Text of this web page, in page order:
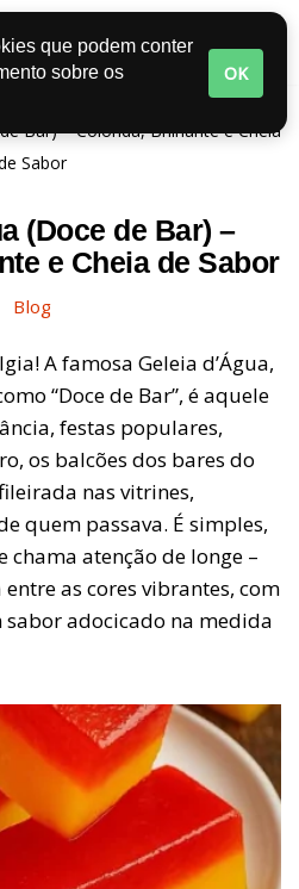
Bar) – Colorida, Brilhante e Cheia
Sabor
(Doce de Bar) –
e Cheia de Sabor
Blog
A famosa Geleia d’Água,
“Doce de Bar”, é aquele
festas populares,
os balcões dos bares do
nas vitrines,
quem passava. É simples,
chama atenção de longe –
as cores vibrantes, com
adocicado na medida
que podem conter
sobre os
OK